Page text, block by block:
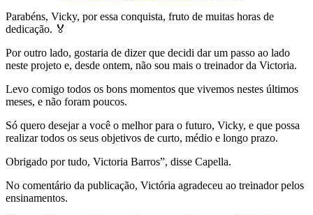
Parabéns, Vicky, por essa conquista, fruto de muitas horas de
dedicação. 🏅
Por outro lado, gostaria de dizer que decidi dar um passo ao lado
neste projeto e, desde ontem, não sou mais o treinador da Victoria.
Levo comigo todos os bons momentos que vivemos nestes últimos
meses, e não foram poucos.
Só quero desejar a você o melhor para o futuro, Vicky, e que possa
realizar todos os seus objetivos de curto, médio e longo prazo.
Obrigado por tudo, Victoria Barros”, disse Capella.
No comentário da publicação, Victória agradeceu ao treinador pelos
ensinamentos.